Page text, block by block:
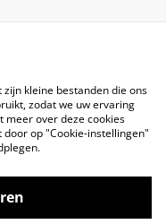
kleine bestanden die ons
zodat we uw ervaring
meer over deze cookies
op "Cookie-instellingen"